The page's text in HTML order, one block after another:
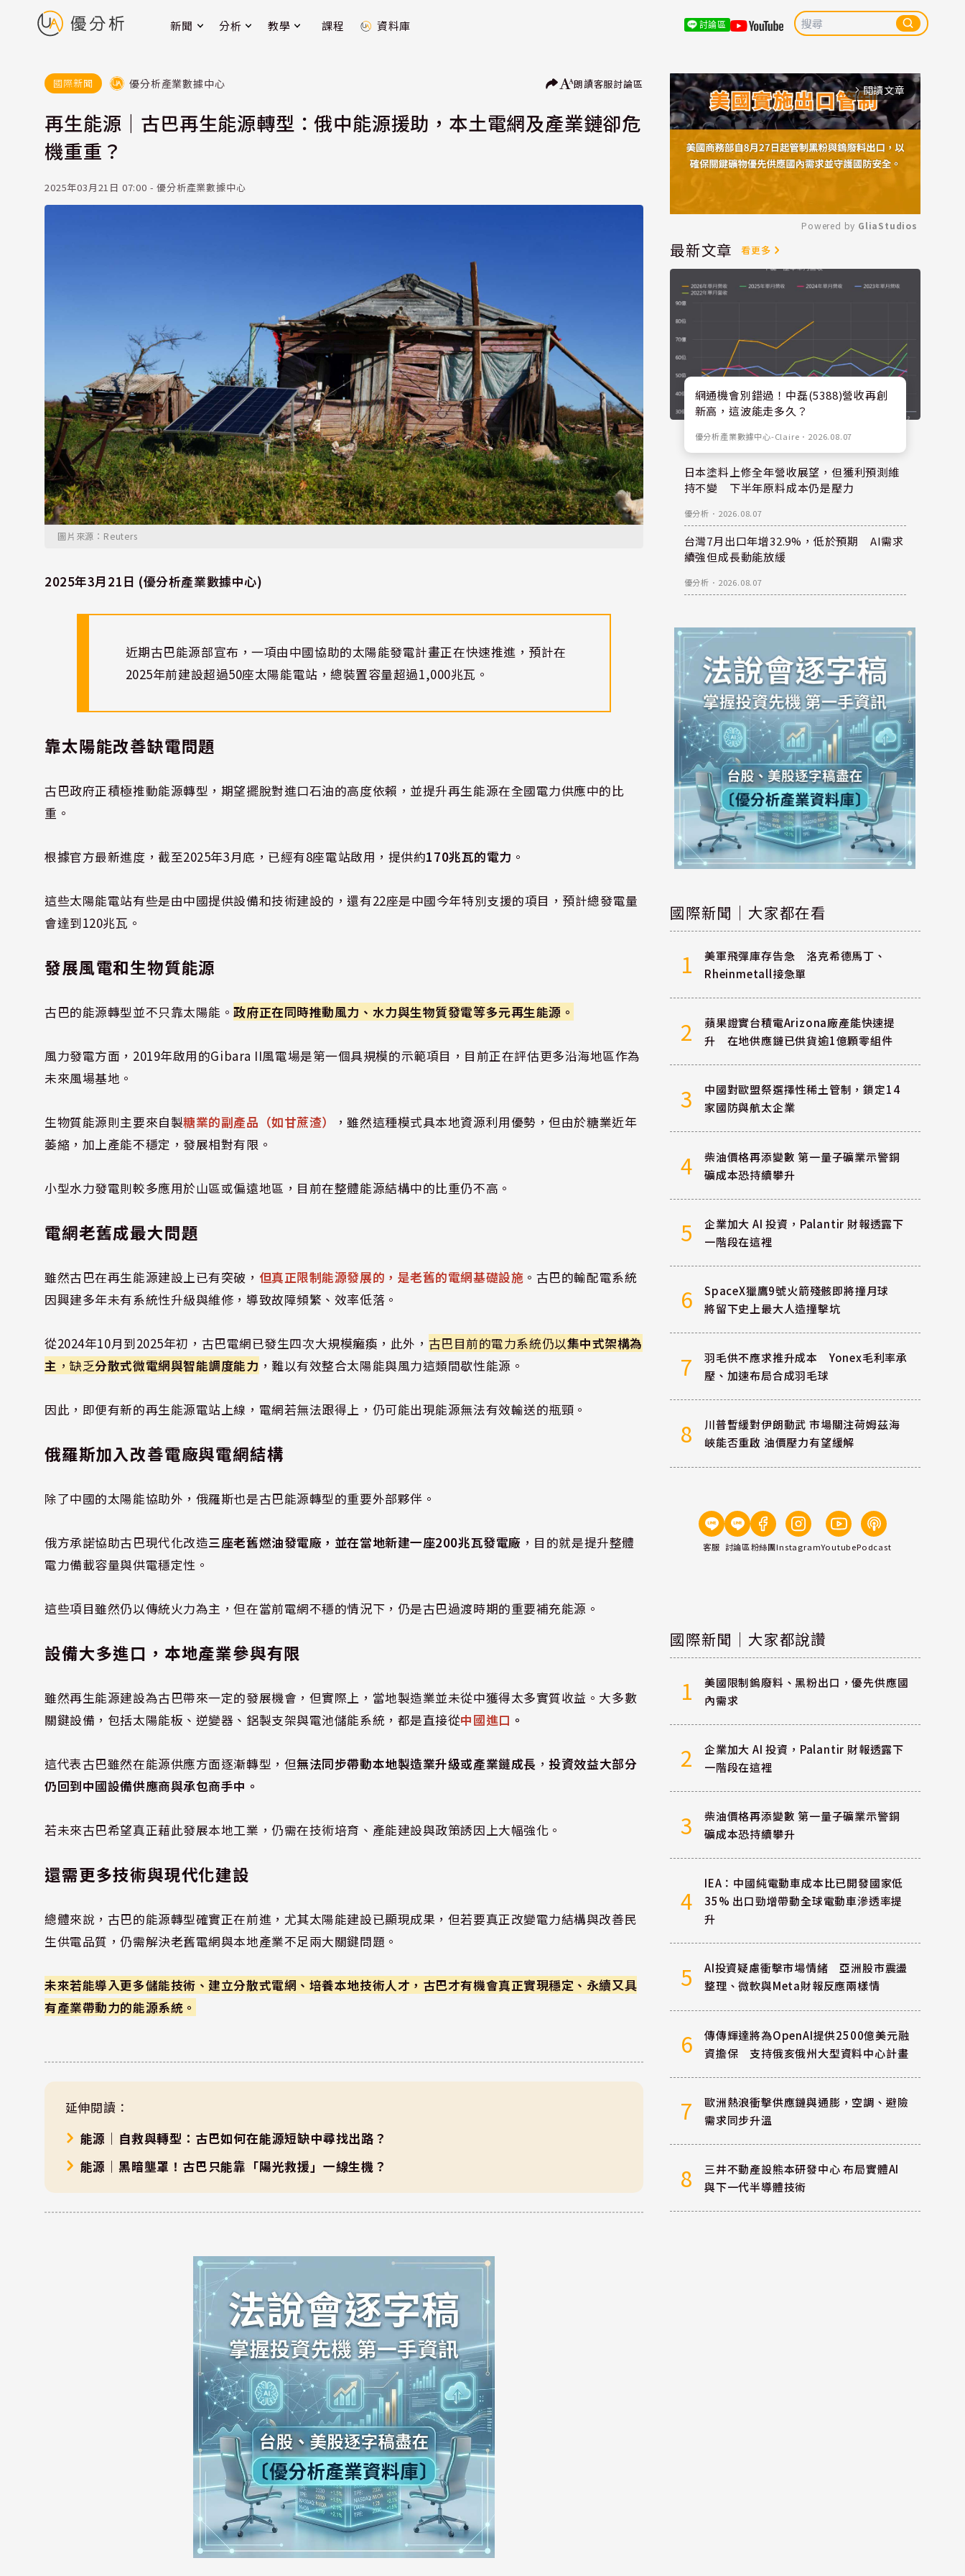
新聞 分析 教學 課程 資料庫 討論區
國際新聞 優分析產業數據中心 朗讀客服討論區
再生能源｜古巴再生能源轉型：俄中能源援助，本土電網及產業鏈卻危
機重重？
2025年03月21日 07:00 - 優分析產業數據中心
圖片來源：Reuters
2025年3月21日 (優分析產業數據中心)
近期古巴能源部宣布，一項由中國協助的太陽能發電計畫正在快速推進，預計在
2025年前建設超過50座太陽能電站，總裝置容量超過1,000兆瓦。
靠太陽能改善缺電問題
古巴政府正積極推動能源轉型，期望擺脫對進口石油的高度依賴，並提升再生能源在全國電力供應中的比
重。
根據官方最新進度，截至2025年3月底，已經有8座電站啟用，提供約170兆瓦的電力 。
這些太陽能電站有些是由中國提供設備和技術建設的，還有22座是中國今年特別支援的項目，預計總發電量
會達到120兆瓦。
發展風電和生物質能源
古巴的能源轉型並不只靠太陽能。政府正在同時推動風力、水力與生物質發電等多元再生能源。
風力發電方面，2019年啟用的Gibara II風電場是第一個具規模的示範項目，目前正在評估更多沿海地區作為
未來風場基地。
生物質能源則主要來自製糖業的副產品（如甘蔗渣）
，雖然這種模式具本地資源利用優勢，但由於糖業近年
萎縮，加上產能不穩定，發展相對有限。
小型水力發電則較多應用於山區或偏遠地區，目前在整體能源結構中的比重仍不高。
電網老舊成最大問題
雖然古巴在再生能源建設上已有突破， 但真正限制能源發展的，是老舊的電網基礎設施 。古巴的輸配電系統
因興建多年未有系統性升級與維修，導致故障頻繁、效率低落。
從2024年10月到2025年初，古巴電網已發生四次大規模癱瘓，此外， 古巴目前的電力系統仍以集中式架構為
主 ，缺乏分散式微電網與智能調度能力 ，難以有效整合太陽能與風力這類間歇性能源。
因此，即便有新的再生能源電站上線，電網若無法跟得上，仍可能出現能源無法有效輸送的瓶頸。
俄羅斯加入改善電廠與電網結構
除了中國的太陽能協助外，俄羅斯也是古巴能源轉型的重要外部夥伴。
俄方承諾協助古巴現代化改造三座老舊燃油發電廠，並在當地新建一座200兆瓦發電廠 ，目的就是提升整體
電力備載容量與供電穩定性。
這些項目雖然仍以傳統火力為主，但在當前電網不穩的情況下，仍是古巴過渡時期的重要補充能源。
設備大多進口，本地產業參與有限
雖然再生能源建設為古巴帶來一定的發展機會，但實際上，當地製造業並未從中獲得太多實質收益。大多數
關鍵設備，包括太陽能板、逆變器、鋁製支架與電池儲能系統，都是直接從中國進口 。
這代表古巴雖然在能源供應方面逐漸轉型，但無法同步帶動本地製造業升級或產業鏈成長 ，投資效益大部分
仍回到中國設備供應商與承包商手中。
若未來古巴希望真正藉此發展本地工業，仍需在技術培育、產能建設與政策誘因上大幅強化。
還需更多技術與現代化建設
總體來說，古巴的能源轉型確實正在前進，尤其太陽能建設已顯現成果，但若要真正改變電力結構與改善民
生供電品質，仍需解決老舊電網與本地產業不足兩大關鍵問題。
未來若能導入更多儲能技術、建立分散式電網、培養本地技術人才，古巴才有機會真正實現穩定、永續又具
有產業帶動力的能源系統。
延伸閱讀：
能源｜自救與轉型：古巴如何在能源短缺中尋找出路？
能源｜黑暗壟罩！古巴只能靠「陽光救援」一線生機？
arrow_forward_ios 閱讀文章
Mute
Powered by GliaStudios
最新文章 看更多
網通機會別錯過！中磊(5388)營收再創
新高，這波能走多久？
優分析產業數據中心-Claire ． 2026.08.07
日本塗料上修全年營收展望，但獲利預測維
持不變 下半年原料成本仍是壓力
優分析 ． 2026.08.07
台灣7月出口年增32.9%，低於預期 AI需求
續強但成長動能放緩
優分析 ． 2026.08.07
國際新聞｜大家都在看
1
美軍飛彈庫存告急 洛克希德馬丁、
Rheinmetall接急單
2
蘋果證實台積電Arizona廠產能快速提
升 在地供應鏈已供貨逾1億顆零組件
3
中國對歐盟祭選擇性稀土管制，鎖定14
家國防與航太企業
4
柴油價格再添變數 第一量子礦業示警銅
礦成本恐持續攀升
5
企業加大 AI 投資，Palantir 財報透露下
一階段在這裡
6
SpaceX獵鷹9號火箭殘骸即將撞月球
將留下史上最大人造撞擊坑
7
羽毛供不應求推升成本 Yonex毛利率承
壓、加速布局合成羽毛球
8
川普暫緩對伊朗動武 市場關注荷姆茲海
峽能否重啟 油價壓力有望緩解
客服 討論區粉絲團InstagramYoutubePodcast
國際新聞｜大家都說讚
1
美國限制鎢廢料、黑粉出口，優先供應國
內需求
2
企業加大 AI 投資，Palantir 財報透露下
一階段在這裡
3
柴油價格再添變數 第一量子礦業示警銅
礦成本恐持續攀升
4
IEA：中國純電動車成本比已開發國家低
35% 出口勁增帶動全球電動車滲透率提
升
5
AI投資疑慮衝擊市場情緒 亞洲股市震盪
整理、微軟與Meta財報反應兩樣情
6
傳傳輝達將為OpenAI提供2500億美元融
資擔保 支持俄亥俄州大型資料中心計畫
7
歐洲熱浪衝擊供應鏈與通膨，空調、避險
需求同步升溫
8
三井不動產設熊本研發中心 布局實體AI
與下一代半導體技術